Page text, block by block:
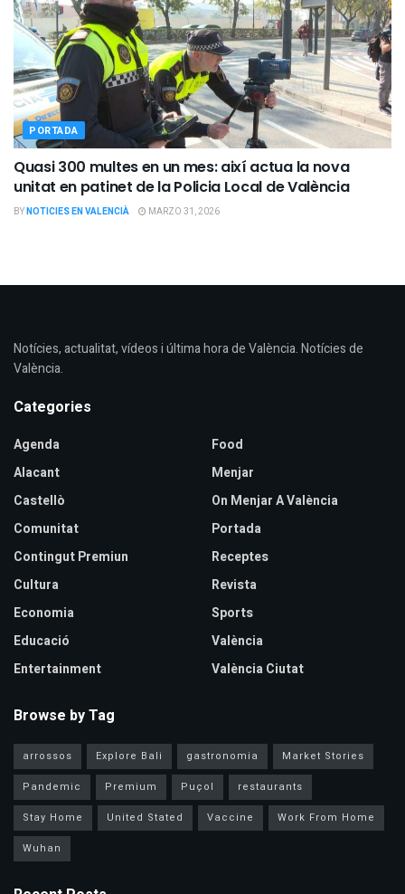
PORTADA
Quasi 300 multes en un mes: així actua la nova
unitat en patinet de la Policia Local de València
BYNOTICIES EN VALENCIÀ MARZO 31, 2026
Notícies, actualitat, vídeos i última hora de València. Notícies de
València.
Categories
Agenda
Alacant
Castellò
Comunitat
Contingut Premiun
Cultura
Economia
Educació
Entertainment
Food
Menjar
On Menjar A València
Portada
Receptes
Revista
Sports
València
València Ciutat
Browse by Tag
arrossos Explore Bali gastronomia
Market Stories
Pandemic
Premium Puçol
restaurants
Stay Home
United Stated Vaccine
Work From Home
Wuhan